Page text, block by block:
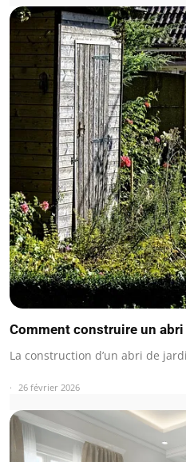
Comment construire un
La construction d’un abri de
26 février 2026